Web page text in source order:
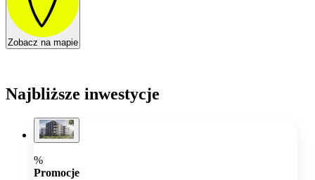
Zobacz na mapie
Najbliższe inwestycje
%
Promocje